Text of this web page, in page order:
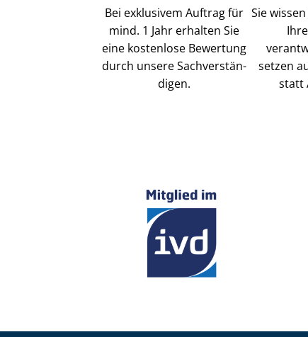
Bei exklusivem Auftrag für
mind. 1 Jahr erhalten Sie
eine kostenlose Bewertung
durch unsere Sach­ver­stän­
di­gen.
Sie
setzen
statt